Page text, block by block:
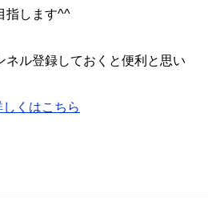
指します^^
ネル登録しておくと便利と思い
しくはこちら